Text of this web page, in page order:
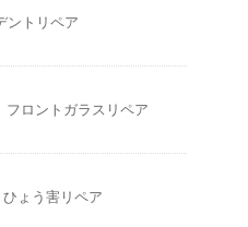
トリペア
ロントガラスリペア
ょう害リペア